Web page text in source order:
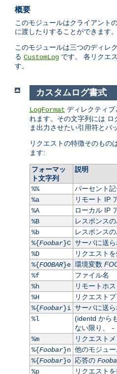
概要
このモジュールはクライアント
に渡したりすることができます
このモジュールは三つのディレ
る CustomLog です。 各リクエ
す。
カスタムログ書式
LogFormat ディレクティブ
れます。その文字列には
ま出力させたい引用符とバ
リクエストの特徴そのもの
ます:
フォーマッ
ト文字列
説明
%%
パーセント
%a
リモート IP
%A
ローカル IP
%B
レスポンス
%b
レスポンス
%{Foobar}C サーバに送
%D
リクエスト
%{FOOBAR}e 環境変数
%f
ファイル名
%h
リモートホス
%H
リクエスト
%{Foobar}i サーバに送
%l
(identd から
ない限り、
-
%m
リクエスト
%{Foobar}n 他のモジュ
%{Foobar}o 応答の
%p
リクエスト